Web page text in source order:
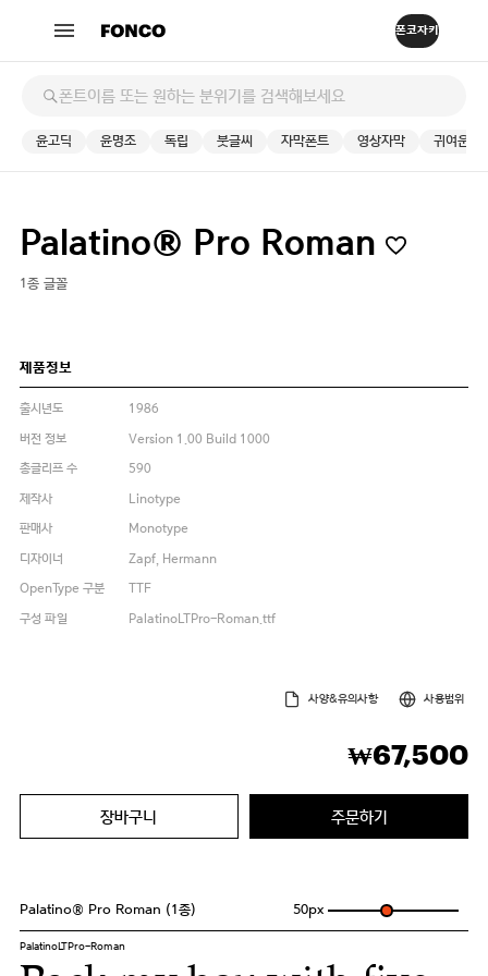
윤고딕 윤명조 독립 붓글씨 자막폰트 영상자막 귀여운
Palatino® Pro Roman
1종 글꼴
제품정보
출시년도
1986
버전 정보
Version 1.00 Build 1000
총글리프 수
590
제작사
Linotype
판매사
Monotype
디자이너
Zapf, Hermann
OpenType 구분
TTF
구성 파일
PalatinoLTPro-Roman.ttf
사양&유의사항 사용범위
₩67,500
장바구니 주문하기
Palatino® Pro Roman (1종) 50px
PalatinoLTPro-Roman